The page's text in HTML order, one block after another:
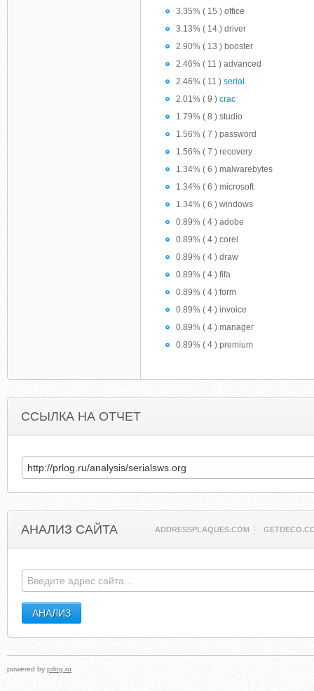
3.35% ( 15 ) office
3.13% ( 14 ) driver
2.90% ( 13 ) booster
2.46% ( 11 ) advanced
2.46% ( 11 ) serial
2.01% ( 9 ) crac
1.79% ( 8 ) studio
1.56% ( 7 ) password
1.56% ( 7 ) recovery
1.34% ( 6 ) malwarebytes
1.34% ( 6 ) microsoft
1.34% ( 6 ) windows
0.89% ( 4 ) adobe
0.89% ( 4 ) corel
0.89% ( 4 ) draw
0.89% ( 4 ) fifa
0.89% ( 4 ) form
0.89% ( 4 ) invoice
0.89% ( 4 ) manager
0.89% ( 4 ) premium
ССЫЛКА НА ОТЧЕТ
АНАЛИЗ САЙТА ADDRESSPLAQUES.COM
powered by prlog.ru